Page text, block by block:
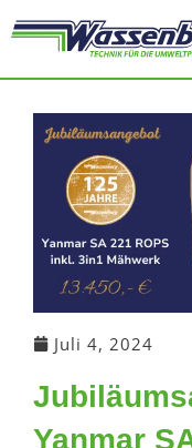
Inhalt
springen
Juli 4, 2024
Yanmar